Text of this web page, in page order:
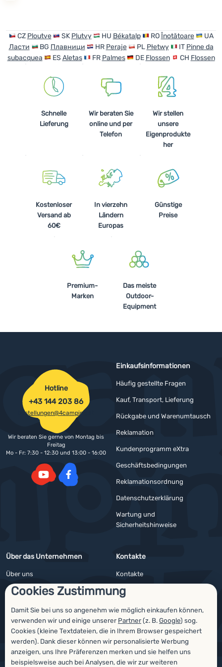
Cookies Zustimmung
Damit Sie bei uns so angenehm wie möglich einkaufen können,
verwenden wir und einige unserer Partner(z. B.Google) sog.
Cookies (kleine Textdateien, die in Ihrem Browser gespeichert
werden). Dank dieser können wir personalisierte Werbung
anzeigen, uns Ihre Präferenzen merken und sie helfen uns
beispielsweise auch bei Analysen, die wir zur weiteren
CZ Ploutve SK Plutvy HU Békatalp ROÎnotătoare
UA
Ласти
BG Плавници HR Peraje PL Płetwy IT Pinne da
subacquea
ES Aletas FR Palmes DE Flossen CH Flossen
Schnelle
Lieferung
Wir beraten Sie
online und per
Telefon
Wir stellen
unsere
Eigenprodukte
her
Kostenloser
Versand ab
60€
In vierzehn
Ländern
Europas
Günstige
Preise
Premium-
Marken
Das meiste
Outdoor-
Equipment
Einkaufsinformationen
Häufig gestellte Fragen
Kauf, Transport, Lieferung
Rückgabe und Warenumtausch
Reklamation
Kundenprogramm eXtra
Geschäftsbedingungen
Reklamationsordnung
Datenschutzerklärung
Wartung und
Sicherheitshinweise
Über das Unternehmen
Über uns
Impressum
4camping4nature
Unsere Tester
Kontakte
Kontakte
Angebote für Firmen und Vereine
Newsletter
Hotline
+43 144 203 86
bestellungen@4camping.at
Wir beraten Sie gerne von Montag bis
Freitag
Mo - Fr: 7:30 - 12:30 und 13:00 - 16:00